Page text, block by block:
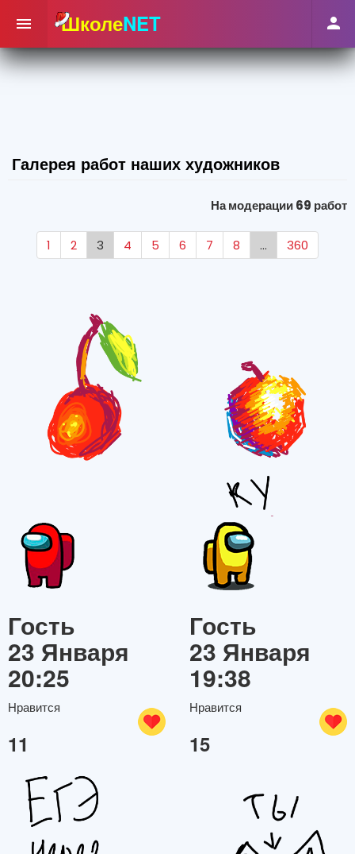
 ШколеNET 
Галерея работ наших художников
На модерации 69 работ
1 2 3 4 5 6 7 8 ... 360
Гость
23 Января
20:25
Нравится
11
Гость
23 Января
19:38
Нравится
15